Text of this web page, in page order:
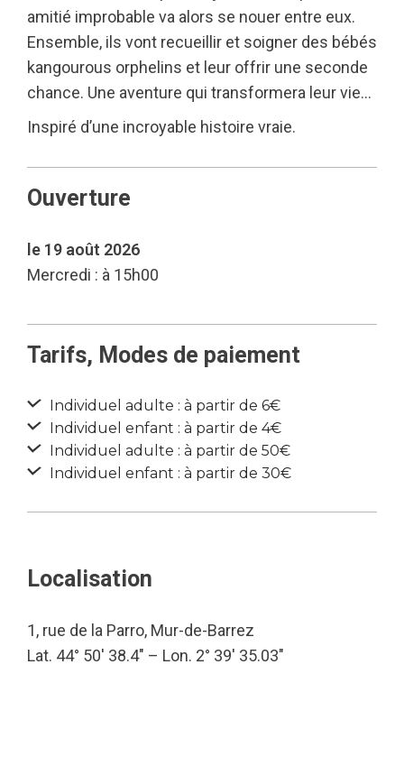
amitié improbable va alors se nouer entre eux.
Ensemble, ils vont recueillir et soigner des bébés
kangourous orphelins et leur offrir une seconde
chance. Une aventure qui transformera leur vie…
Inspiré d’une incroyable histoire vraie.
Ouverture
le 19 août 2026
Mercredi : à 15h00
Tarifs, Modes de paiement
Individuel adulte : à partir de 6€
Individuel enfant : à partir de 4€
Individuel adulte : à partir de 50€
Individuel enfant : à partir de 30€
Localisation
1, rue de la Parro, Mur-de-Barrez
Lat. 44° 50′ 38.4″ – Lon. 2° 39′ 35.03″